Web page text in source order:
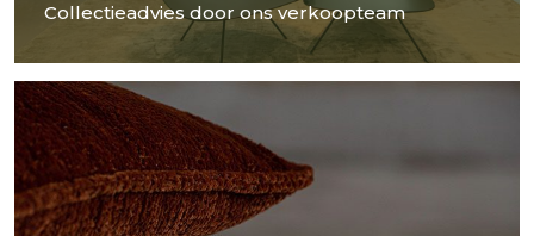
Collectieadvies door ons verkoopteam